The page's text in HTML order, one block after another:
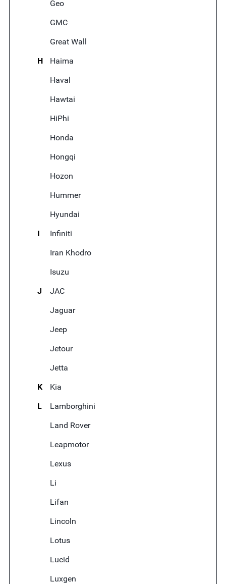
Geo
GMC
Great Wall
H
Haima
Haval
Hawtai
HiPhi
Honda
Hongqi
Hozon
Hummer
Hyundai
I
Infiniti
Iran Khodro
Isuzu
J
JAC
Jaguar
Jeep
Jetour
Jetta
K
Kia
L
Lamborghini
Land Rover
Leapmotor
Lexus
Li
Lifan
Lincoln
Lotus
Lucid
Luxgen